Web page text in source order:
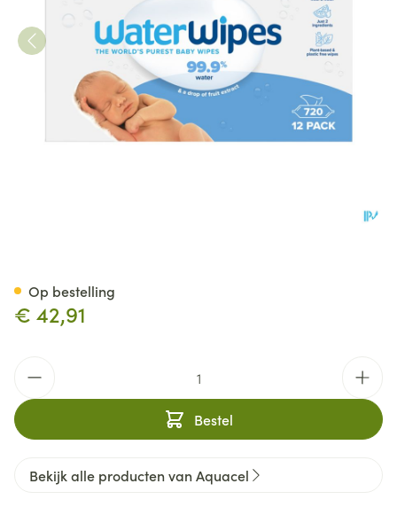
€ 42,91
Bestel
Op bestelling
Bekijk alle producten van Aquacel